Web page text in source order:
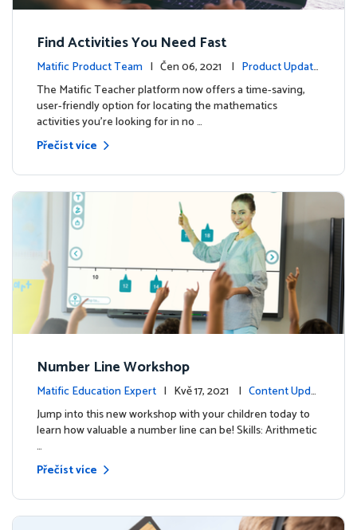
Find Activities You Need Fast
Matific Product Team | Čen 06, 2021 | Product Update
s
The Matific Teacher platform now offers a time-saving,
user-friendly option for locating the mathematics
activities you're looking for in no …
Přečíst více
Number Line Workshop
Matific Education Expert | Kvě 17, 2021 | Content Updat
esJump into this new workshop with your children today to
learn how valuable a number line can be! Skills: Arithmetic
…
Přečíst více